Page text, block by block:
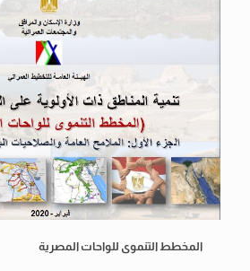
المخطط التنموى للواحات المصرية